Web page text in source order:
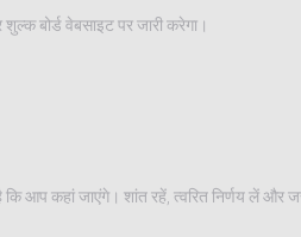
बोर्ड वेबसाइट पर जारी करेगा।
आप कहां जाएंगे। शांत रहें, त्वरित निर्णय लें